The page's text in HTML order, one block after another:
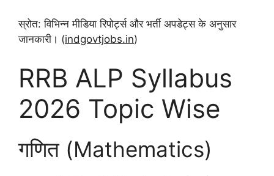
स्रोत: विभिन्न मीडिया रिपोर्ट्स और भर्ती अपडेट्स के अनुसार
जानकारी। (indgovtjobs.in)
RRB ALP Syllabus
2026 Topic Wise
गणित (Mathematics)